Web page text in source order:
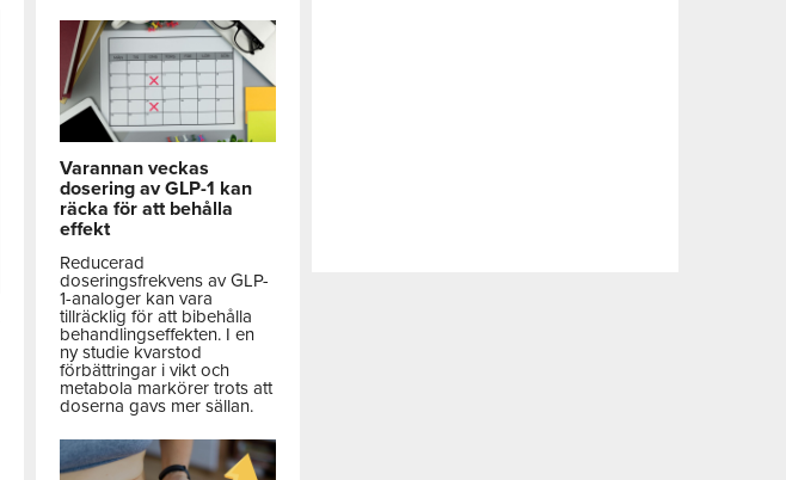
Varannan veckas
dosering av GLP-1 kan
räcka för att behålla
effekt
Reducerad
doseringsfrekvens av GLP-
1-analoger kan vara
tillräcklig för att bibehålla
behandlingseffekten. I en
ny studie kvarstod
förbättringar i vikt och
metabola markörer trots att
doserna gavs mer sällan.